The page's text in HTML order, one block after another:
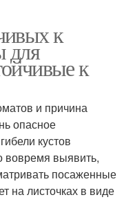
к
для
к
и причина
опасное
кустов
вовремя выявить,
посаженные
на листочках в виде